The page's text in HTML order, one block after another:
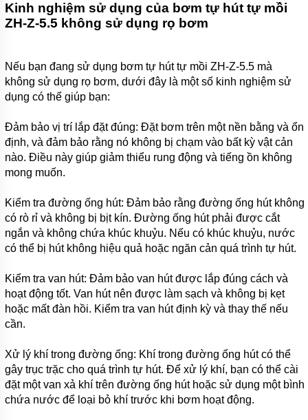
MÁY
BÙN
CÁT
TRỤC
ĐỨNG
SERI
NSQ
MÁY
BƠM
BỌT
TRỤC
ĐỨNG
ZIDONG
SERI ZF
MÁY
BƠM
HÚT
BÙN
CÁT
ZIDONG
ZG
MÁY
BƠM
NẠO
Kinh nghiệm sử dụng của bơm tự hút tự mồi
ZH-Z-5.5 không sử dụng rọ bơm
Nếu bạn đang sử dụng bơm tự hút tự mồi ZH-Z-5.5 mà
không sử dụng rọ bơm, dưới đây là một số kinh nghiệm sử
dụng có thể giúp bạn:
Đảm bảo vị trí lắp đặt đúng: Đặt bơm trên một nền bằng và ổn
định, và đảm bảo rằng nó không bị chạm vào bất kỳ vật cản
nào. Điều này giúp giảm thiểu rung động và tiếng ồn không
mong muốn.
Kiểm tra đường ống hút: Đảm bảo rằng đường ống hút không
có rò rỉ và không bị bịt kín. Đường ống hút phải được cắt
ngắn và không chứa khúc khuỷu. Nếu có khúc khuỷu, nước
có thể bị hút không hiệu quả hoặc ngăn cản quá trình tự hút.
Kiểm tra van hút: Đảm bảo van hút được lắp đúng cách và
hoạt động tốt. Van hút nên được làm sạch và không bị kẹt
hoặc mất đàn hồi. Kiểm tra van hút định kỳ và thay thế nếu
cần.
Xử lý khí trong đường ống: Khí trong đường ống hút có thể
gây trục trặc cho quá trình tự hút. Để xử lý khí, bạn có thể cài
đặt một van xả khí trên đường ống hút hoặc sử dụng một bình
chứa nước để loại bỏ khí trước khi bơm hoạt động.